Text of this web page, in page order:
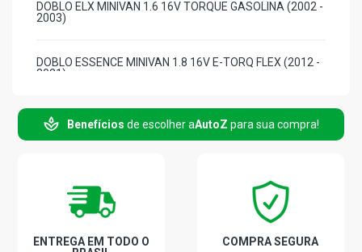
DOBLO ELX MINIVAN 1.6 16V TORQUE GASOLINA (2002 -
2003)
DOBLO ESSENCE MINIVAN 1.8 16V E-TORQ FLEX (2012 -
2021)
DOBLO ADVENTURE-TRYON MINIVAN 1.8 8V
POWERTRAIN FLEX (2006 - 2020)
- 2021)
2011)
Benefícios de escolher aAutoZ para sua compra!
ENTREGA EM TODO O
COMPRA SEGURA